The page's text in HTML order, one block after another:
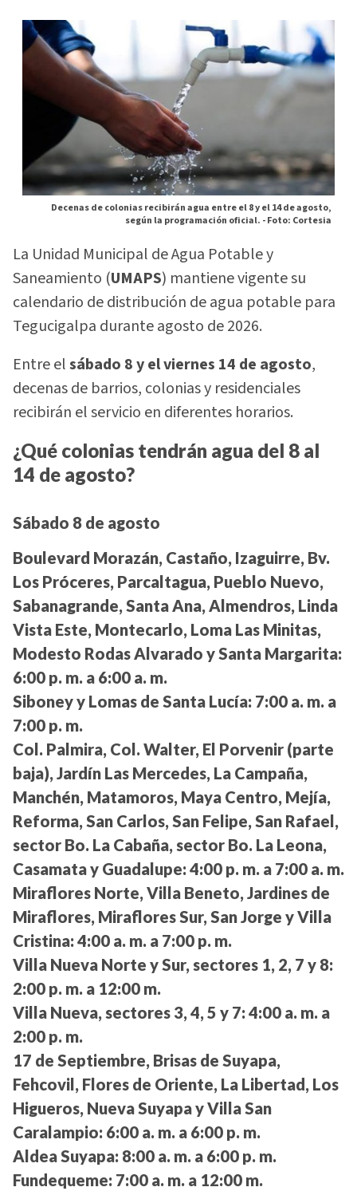
Decenas de colonias recibirán agua entre el 8 y el 14 de agosto,
según la programación oficial. -Foto: Cortesia
La Unidad Municipal de Agua Potable y
Saneamiento (UMAPS) mantiene vigente su
calendario de distribución de agua potable para
Tegucigalpa durante agosto de 2026.
Entre elsábado 8 y el viernes 14 de agosto,
decenas de barrios, colonias y residenciales
recibirán el servicio en diferentes horarios.
¿Qué colonias tendrán agua del 8 al
14 de agosto?
Sábado 8 de agosto
Boulevard Morazán, Castaño, Izaguirre, Bv.
Los Próceres, Parcaltagua, Pueblo Nuevo,
Sabanagrande, Santa Ana, Almendros, Linda
Vista Este, Montecarlo, Loma Las Minitas,
Modesto Rodas Alvarado y Santa Margarita:
6:00 p. m. a 6:00 a. m.
Siboney y Lomas de Santa Lucía: 7:00 a. m. a
7:00 p. m.
Col. Palmira, Col. Walter, El Porvenir (parte
baja), Jardín Las Mercedes, La Campaña,
Manchén, Matamoros, Maya Centro, Mejía,
Reforma, San Carlos, San Felipe, San Rafael,
sector Bo. La Cabaña, sector Bo. La Leona,
Casamata y Guadalupe: 4:00 p. m. a 7:00 a. m.
Miraflores Norte, Villa Beneto, Jardines de
Miraflores, Miraflores Sur, San Jorge y Villa
Cristina: 4:00 a. m. a 7:00 p. m.
Villa Nueva Norte y Sur, sectores 1, 2, 7 y 8:
2:00 p. m. a 12:00 m.
Villa Nueva, sectores 3, 4, 5 y 7: 4:00 a. m. a
2:00 p. m.
17 de Septiembre, Brisas de Suyapa,
Fehcovil, Flores de Oriente, La Libertad, Los
Higueros, Nueva Suyapa y Villa San
Caralampio: 6:00 a. m. a 6:00 p. m.
Aldea Suyapa: 8:00 a. m. a 6:00 p. m.
Fundequeme: 7:00 a. m. a 12:00 m.